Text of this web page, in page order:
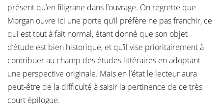
présent qu’en filigrane dans l’ouvrage. On regrette que
Morgan ouvre ici une porte qu’il préfère ne pas franchir, ce
qui est tout à fait normal, étant donné que son objet
d’étude est bien historique, et qu’il vise prioritairement à
contribuer au champ des études littéraires en adoptant
une perspective originale. Mais en l’état le lecteur aura
peut-être de la difficulté à saisir la pertinence de ce très
court épilogue.